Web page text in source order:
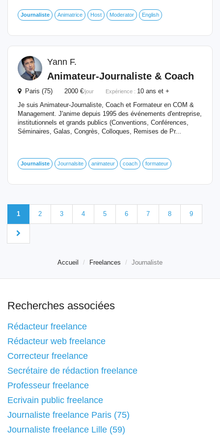
Journaliste Animatrice Host Moderator English
Yann F.
Animateur-Journaliste & Coach
Paris (75) 2000 €/jour Expérience : 10 ans et +
Je suis Animateur-Journaliste, Coach et Formateur en COM &
Management. J'anime depuis 1995 des événements d'entreprise,
institutionnels et grands publics (Conventions, Conférences,
Séminaires, Galas, Congrès, Colloques, Remises de Pr...
Journaliste Journalsite animateur coach formateur
1 2 3 4 5 6 7 8 9
Accueil Freelances Journaliste
Recherches associées
Rédacteur freelance
Rédacteur web freelance
Correcteur freelance
Secrétaire de rédaction freelance
Professeur freelance
Ecrivain public freelance
Journaliste freelance Paris (75)
Journaliste freelance Lille (59)